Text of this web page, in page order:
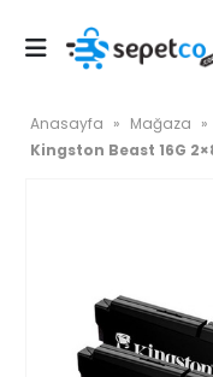
Anasayfa » Mağaza »
Kingston Beast 16G